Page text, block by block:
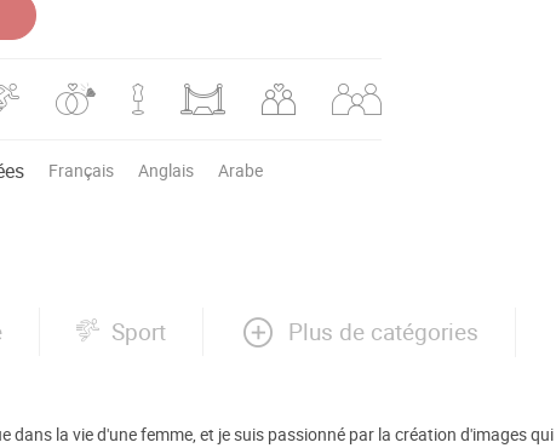
Français Anglais Arabe
Sport Plus de catégories
dans la vie d'une femme, et je suis passionné par la création d'images